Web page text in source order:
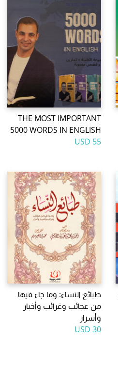
THE MOST IMPORTANT
5000 WORDS IN ENGLISH
55 USD
طبائع النساء: وما جاء فيها
من عجائب وغرائب وأخبار
وأسرار
30 USD